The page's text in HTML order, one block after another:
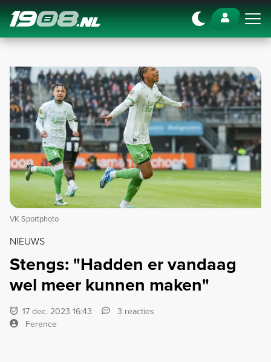
Navigation
VK Sportphoto
NIEUWS
Stengs: "Hadden er vandaag
wel meer kunnen maken"
17 dec. 2023 16:43
3 reacties
Ference